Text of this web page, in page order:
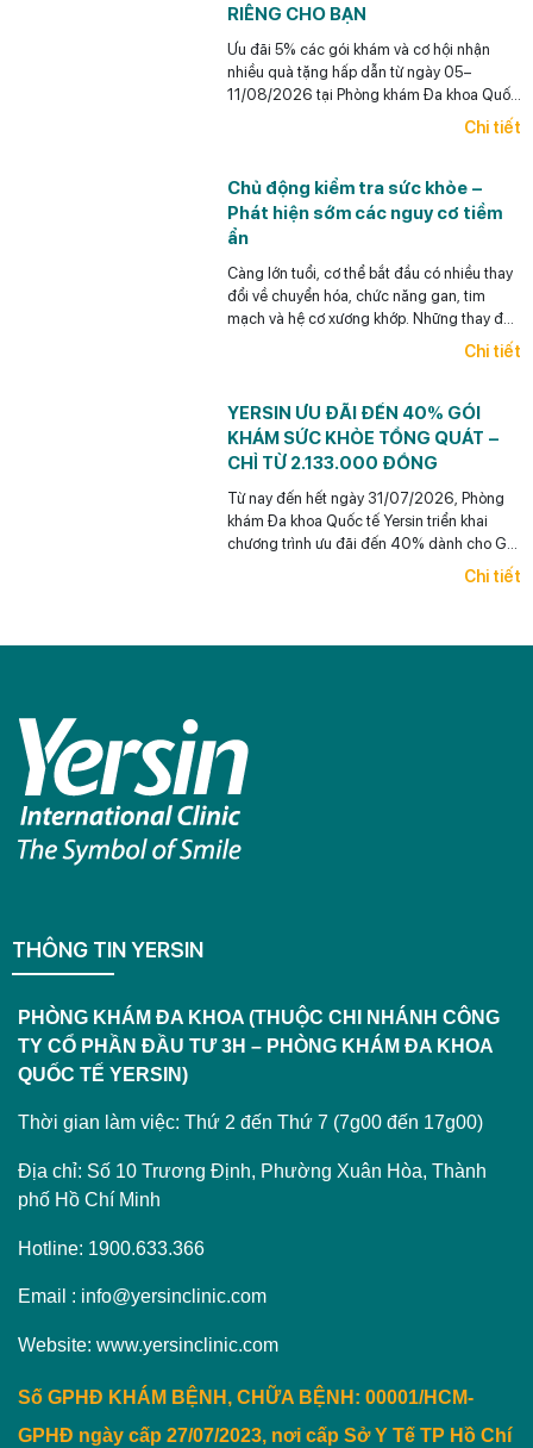
RIÊNG CHO BẠN
Ưu đãi 5% các gói khám và cơ hội nhận
nhiều quà tặng hấp dẫn từ ngày 05–
11/08/2026 tại Phòng khám Đa khoa Quốc
Chi tiết
Chủ động kiểm tra sức khỏe –
Phát hiện sớm các nguy cơ tiềm
ẩn
Càng lớn tuổi, cơ thể bắt đầu có nhiều thay
đổi về chuyển hóa, chức năng gan, tim
mạch và hệ cơ xương khớp. Những thay đổi
này thường diễn tiến âm thầm, chưa biểu
lượng cuộc sống.
Chi tiết
YERSIN ƯU ĐÃI ĐẾN 40% GÓI
KHÁM SỨC KHỎE TỔNG QUÁT –
CHỈ TỪ 2.133.000 ĐỒNG
Từ nay đến hết ngày 31/07/2026, Phòng
khám Đa khoa Quốc tế Yersin triển khai
chương trình ưu đãi đến 40% dành cho Gói
Chi tiết
THÔNG TIN YERSIN
PHÒNG KHÁM ĐA KHOA (THUỘC CHI NHÁNH CÔNG
TY CỔ PHẦN ĐẦU TƯ 3H – PHÒNG KHÁM ĐA KHOA
QUỐC TẾ YERSIN)
Thời gian làm việc: Thứ 2 đến Thứ 7 (7g00 đến 17g00)
Địa chỉ: Số 10 Trương Định, Phường Xuân Hòa, Thành
phố Hồ Chí Minh
Hotline: 1900.633.366
Email : info@yersinclinic.com
Website: www.yersinclinic.com
Số GPHĐ KHÁM BỆNH, CHỮA BỆNH: 00001/HCM-
GPHĐ ngày cấp 27/07/2023, nơi cấp Sở Y Tế TP Hồ Chí